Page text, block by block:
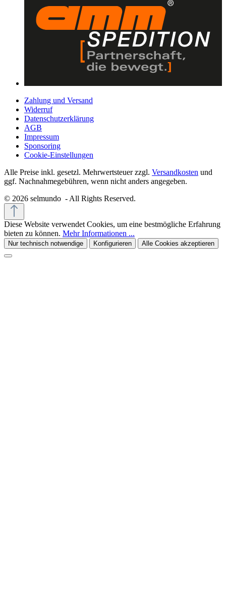
Zahlung und Versand
Widerruf
Datenschutzerklärung
AGB
Impressum
Sponsoring
Cookie-Einstellungen
Alle Preise inkl. gesetzl. Mehrwertsteuer zzgl. Versandkosten und
ggf. Nachnahmegebühren, wenn nicht anders angegeben.
© 2026 selmundo - All Rights Reserved.
Diese Website verwendet Cookies, um eine bestmögliche Erfahrung
bieten zu können. Mehr Informationen ...
Nur technisch notwendige Konfigurieren Alle Cookies akzeptieren